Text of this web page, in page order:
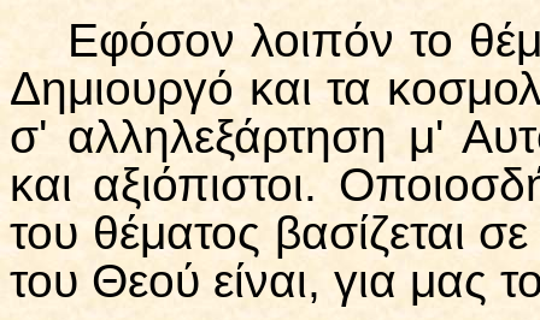
Εφόσον λοιπόν το
Δημιουργό και τα
σ' αλληλεξάρτηση μ'
και αξιόπιστοι.
του θέματος βασίζεται
του Θεού είναι, για μας